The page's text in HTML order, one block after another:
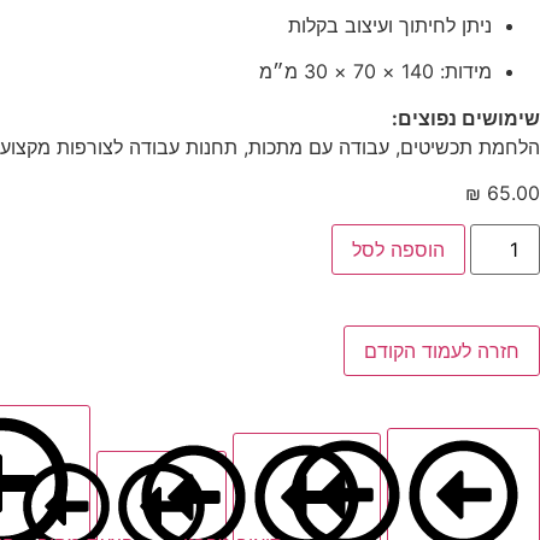
ניתן לחיתוך ועיצוב בקלות
מידות: 140 × 70 × 30 מ״מ
שימושים נפוצים:
הלחמת תכשיטים, עבודה עם מתכות, תחנות עבודה לצורפות
₪ 65.00
הוספה לסל
חזרה לעמוד הקודם